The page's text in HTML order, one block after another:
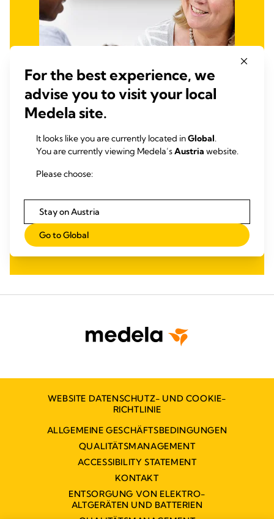
Laktationsberaterinnen
Themenbereich Stillen beschäftigen
Erfahren Sie mehr
WEBSITE DATENSCHUTZ- UND COOKIE-
RICHTLINIE
ALLGEMEINE GESCHÄFTSBEDINGUNGEN
QUALITÄTSMANAGEMENT
ACCESSIBILITY STATEMENT
KONTAKT
ENTSORGUNG VON ELEKTRO-
ALTGERÄTEN UND BATTERIEN
For the best experience, we
advise you to visit your local
Medela site.
It looks like you are currently located inGlobal.
You are currently viewing Medela’sAustria website.
Please choose:
Stay on Austria
Go to Global